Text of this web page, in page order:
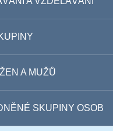
A MUŽŮ
SKUPINY OSOB